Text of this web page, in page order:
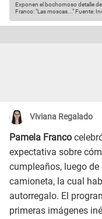
Exponen el bochornoso detalle
Franco: "Las moscas..."Fuente:
Viviana Regalado
Pamela Franco
expectativa sobre
cumpleaños, luego
camioneta, la cual
autorregalo. El
primeras imágenes